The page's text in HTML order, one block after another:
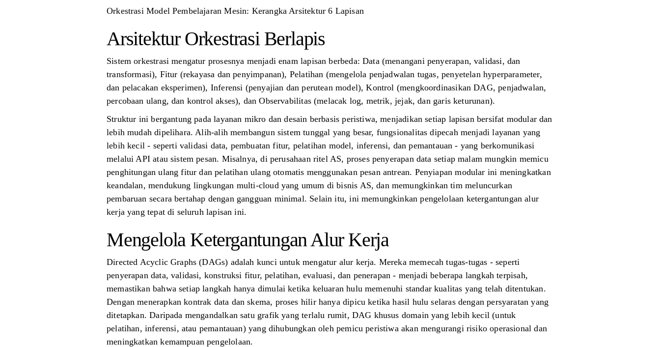
Orkestrasi Model Pembelajaran Mesin: Kerangka Arsitektur 6 Lapisan
Arsitektur Orkestrasi Berlapis
Sistem orkestrasi mengatur prosesnya menjadi enam lapisan berbeda: Data (menangani penyerapan, validasi, dan
transformasi), Fitur (rekayasa dan penyimpanan), Pelatihan (mengelola penjadwalan tugas, penyetelan hyperparameter,
dan pelacakan eksperimen), Inferensi (penyajian dan perutean model), Kontrol (mengkoordinasikan DAG, penjadwalan,
percobaan ulang, dan kontrol akses), dan Observabilitas (melacak log, metrik, jejak, dan garis keturunan).
Struktur ini bergantung pada layanan mikro dan desain berbasis peristiwa, menjadikan setiap lapisan bersifat modular dan
lebih mudah dipelihara. Alih-alih membangun sistem tunggal yang besar, fungsionalitas dipecah menjadi layanan yang
lebih kecil - seperti validasi data, pembuatan fitur, pelatihan model, inferensi, dan pemantauan - yang berkomunikasi
melalui API atau sistem pesan. Misalnya, di perusahaan ritel AS, proses penyerapan data setiap malam mungkin memicu
penghitungan ulang fitur dan pelatihan ulang otomatis menggunakan pesan antrean. Penyiapan modular ini meningkatkan
keandalan, mendukung lingkungan multi-cloud yang umum di bisnis AS, dan memungkinkan tim meluncurkan
pembaruan secara bertahap dengan gangguan minimal. Selain itu, ini memungkinkan pengelolaan ketergantungan alur
kerja yang tepat di seluruh lapisan ini.
Mengelola Ketergantungan Alur Kerja
Directed Acyclic Graphs (DAGs) adalah kunci untuk mengatur alur kerja. Mereka memecah tugas-tugas - seperti
penyerapan data, validasi, konstruksi fitur, pelatihan, evaluasi, dan penerapan - menjadi beberapa langkah terpisah,
memastikan bahwa setiap langkah hanya dimulai ketika keluaran hulu memenuhi standar kualitas yang telah ditentukan.
Dengan menerapkan kontrak data dan skema, proses hilir hanya dipicu ketika hasil hulu selaras dengan persyaratan yang
ditetapkan. Daripada mengandalkan satu grafik yang terlalu rumit, DAG khusus domain yang lebih kecil (untuk
pelatihan, inferensi, atau pemantauan) yang dihubungkan oleh pemicu peristiwa akan mengurangi risiko operasional dan
meningkatkan kemampuan pengelolaan.